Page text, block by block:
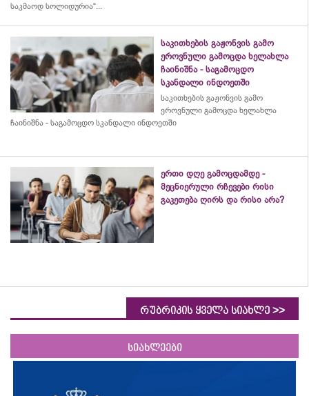
საკმაოდ სოლიდურია“...
საკითხების გაჟონვის გამო
ეროვნული გამოცდა ხელახლა
ჩაინიშნა - საგამოცდო
სკანდალი ინდოეთში
საკითხების გაჟონვის გამო
ეროვნული გამოცდა ხელახლა
ჩაინიშნა - საგამოცდო სკანდალი ინდოეთში
ერთი დღე გამოცდამდე -
მეცნიერული რჩევები რისი
გაკეთება ღირს და რისი არა?
რუბრიკის ყველა სიახლე >>
სიახლეები